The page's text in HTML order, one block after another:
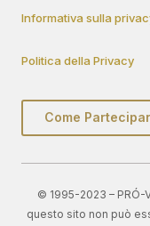
Informativa sulla
Politica della Privacy
Come
© 1995-2023 – PRÓ-
questo sito non può